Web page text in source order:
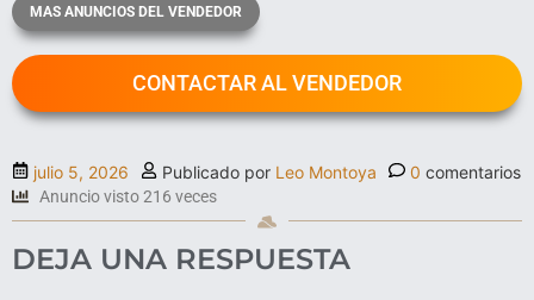
MAS ANUNCIOS DEL VENDEDOR
CONTACTAR AL VENDEDOR
julio 5, 2026 Publicado por Leo Montoya 0 comentarios
Anuncio visto 216 veces
DEJA UNA RESPUESTA